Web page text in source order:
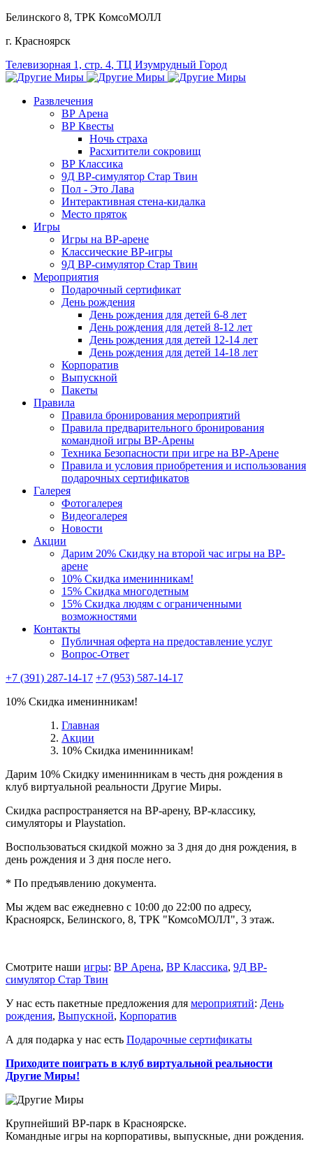
Белинского 8, ТРК КомсоМОЛЛ
г. Красноярск
Телевизорная 1, стр. 4, ТЦ Изумрудный Город
Развлечения
ВР Арена
ВР Квесты
Ночь страха
Расхитители сокровищ
ВР Классика
9Д ВР-симулятор Стар Твин
Пол - Это Лава
Интерактивная стена-кидалка
Место пряток
Игры
Игры на ВР-арене
Классические ВР-игры
9Д ВР-симулятор Стар Твин
Мероприятия
Подарочный сертификат
День рождения
День рождения для детей 6-8 лет
День рождения для детей 8-12 лет
День рождения для детей 12-14 лет
День рождения для детей 14-18 лет
Корпоратив
Выпускной
Пакеты
Правила
Правила бронирования мероприятий
Правила предварительного бронирования
командной игры ВР-Арены
Техника Безопасности при игре на ВР-Арене
Правила и условия приобретения и использования
подарочных сертификатов
Галерея
Фотогалерея
Видеогалерея
Новости
Акции
Дарим 20% Скидку на второй час игры на ВР-
арене
10% Скидка именинникам!
15% Скидка многодетным
15% Скидка людям с ограниченными
возможностями
Контакты
Публичная оферта на предоставление услуг
Вопрос-Ответ
+7 (391) 287-14-17 +7 (953) 587-14-17
10% Скидка именинникам!
Главная
Акции
10% Скидка именинникам!
Дарим 10% Скидку именинникам в честь дня рождения в
клуб виртуальной реальности Другие Миры.
Скидка распространяется на ВР-арену, ВР-классику,
симуляторы и Playstation.
Воспользоваться скидкой можно за 3 дня до дня рождения, в
день рождения и 3 дня после него.
* По предъявлению документа.
Мы ждем вас ежедневно с 10:00 до 22:00 по адресу,
Красноярск, Белинского, 8, ТРК "КомсоМОЛЛ", 3 этаж.
Смотрите наши игры: ВР Арена, ВР Классика, 9Д ВР-
симулятор Стар Твин
У нас есть пакетные предложения для мероприятий: День
рождения, Выпускной, Корпоратив
А для подарка у нас есть Подарочные сертификаты
Приходите поиграть в клуб виртуальной реальности
Другие Миры!
Крупнейший ВР-парк в Красноярске.
Командные игры на корпоративы, выпускные, дни рождения.